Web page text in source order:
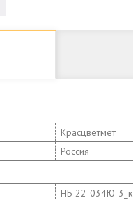
Красцветмет
Россия
НБ 22-034Ю-3_к